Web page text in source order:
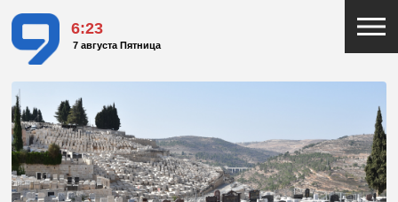
6:23
7 августа Пятница